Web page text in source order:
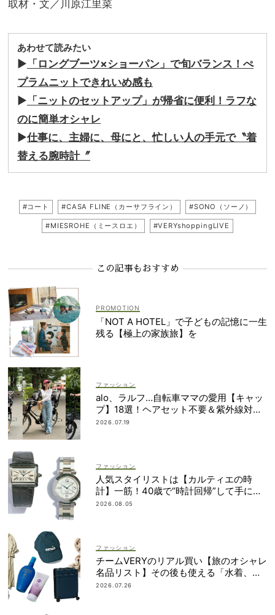
取材・文／川原江里菜
あわせて読みたい
▶︎ 「ロングブーツ×ショーパン」で旬バランス！ぺ
プラムニットできれいめ感も
▶︎ 「ニットのセットアップ」が帰省に便利！ラフな
のに簡単オシャレ
▶︎仕事に、主婦に、母にと、忙しい人の手元で〝着
替える腕時計〞
#コート #CASA FLINE（カーサフライン） #SONO（ソーノ）
#MIESROHE（ミースロエ） #VERYshoppingLIVE
この記事もおすすめ
「NOT A HOTEL」で子どもの記憶に一生
残る【極上の家族旅】を
ファッション
alo、ラルフ…自転車ママの愛用【キャッ
プ】18選！ヘアセット不要＆紫外線対策
にも
2026.07.19
ファッション
人気スタイリストは【カルティエの時
計】一筋！40歳で“時計回帰”して手に入
れた名品は？
2026.08.05
ファッション
チームVERYのリアル買い【旅のオシャレ
名品リスト】その後も使える「水着、バ
ッグ、UVアイテムetc.」！
2026.07.26